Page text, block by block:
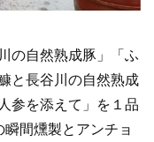
の自然熟成豚」「ふ
と長谷川の自然熟成
参を添えて」を１品
間燻製とアンチョ